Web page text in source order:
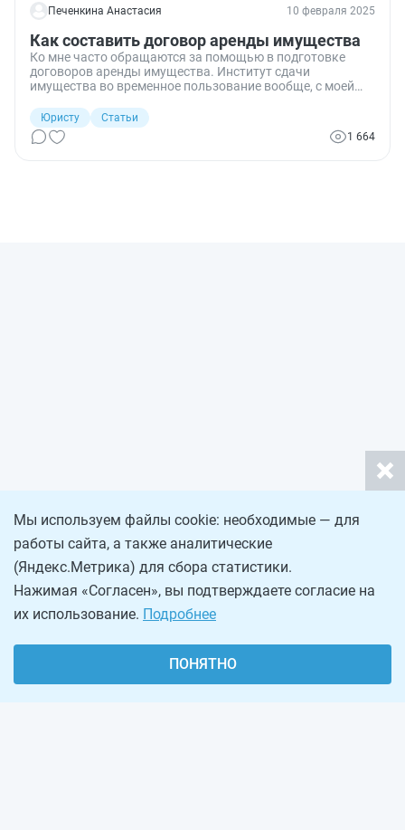
Печенкина Анастасия 10 февраля 2025
Как составить договор аренды имущества
Ко мне часто обращаются за помощью в подготовке
договоров аренды имущества. Институт сдачи
имущества во временное пользование вообще, с моей
чем рекомендую всем ознакомиться с базовыми
аспектами подобного договора.
Юристу
Статьи
1 664
Мы используем файлы cookie: необходимые — для
работы сайта, а также аналитические
(Яндекс.Метрика) для сбора статистики.
Нажимая «Согласен», вы подтверждаете согласие на
их использование. Подробнее
ПОНЯТНО